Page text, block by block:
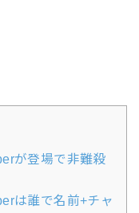
が登場で非難殺
は誰で名前+チャ